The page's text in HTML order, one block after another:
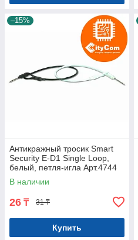
–15%
Антикражный тросик Smart
Security E-D1 Single Loop,
белый, петля-игла Арт.4744
В наличии
26 ₸ 31 ₸
Купить